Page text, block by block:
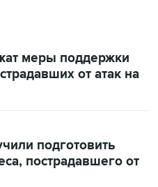
меры поддержки
от атак на
подготовить
пострадавшего от